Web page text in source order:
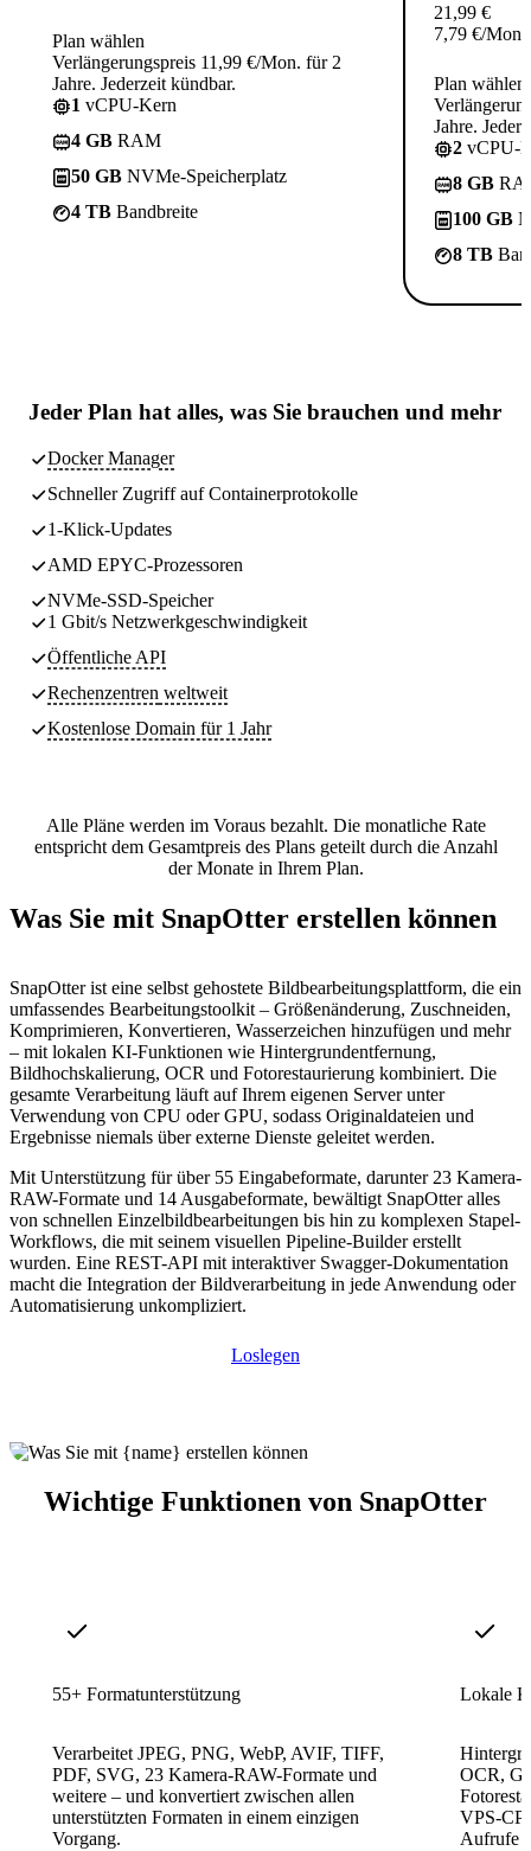
Plan wählen
Verlängerungspreis 11,99 €/Mon. für 2
Jahre. Jederzeit kündbar.
1 vCPU-Kern
4 GB RAM
50 GB NVMe-Speicherplatz
4 TB Bandbreite
21,99 €
7,79 €/Mon.
Plan wählen
Jahre.
2 vCPU-
8 GB
100 GB
8 TB
Jeder Plan hat alles, was Sie brauchen und mehr
Docker Manager
Schneller Zugriff auf Containerprotokolle
1-Klick-Updates
AMD EPYC-Prozessoren
NVMe-SSD-Speicher
1 Gbit/s Netzwerkgeschwindigkeit
Öffentliche API
Rechenzentren weltweit
Kostenlose Domain für 1 Jahr
Alle Pläne werden im Voraus bezahlt. Die monatliche Rate
entspricht dem Gesamtpreis des Plans geteilt durch die Anzahl
der Monate in Ihrem Plan.
Was Sie mit SnapOtter erstellen können
SnapOtter ist eine selbst gehostete Bildbearbeitungsplattform, die ein
umfassendes Bearbeitungstoolkit – Größenänderung, Zuschneiden,
Komprimieren, Konvertieren, Wasserzeichen hinzufügen und mehr
– mit lokalen KI-Funktionen wie Hintergrundentfernung,
Bildhochskalierung, OCR und Fotorestaurierung kombiniert. Die
gesamte Verarbeitung läuft auf Ihrem eigenen Server unter
Verwendung von CPU oder GPU, sodass Originaldateien und
Ergebnisse niemals über externe Dienste geleitet werden.
Mit Unterstützung für über 55 Eingabeformate, darunter 23 Kamera-
RAW-Formate und 14 Ausgabeformate, bewältigt SnapOtter alles
von schnellen Einzelbildbearbeitungen bis hin zu komplexen Stapel-
Workflows, die mit seinem visuellen Pipeline-Builder erstellt
wurden. Eine REST-API mit interaktiver Swagger-Dokumentation
macht die Integration der Bildverarbeitung in jede Anwendung oder
Automatisierung unkompliziert.
Loslegen
Wichtige Funktionen von SnapOtter
55+ Formatunterstützung
Verarbeitet JPEG, PNG, WebP, AVIF, TIFF,
PDF, SVG, 23 Kamera-RAW-Formate und
weitere – und konvertiert zwischen allen
unterstützten Formaten in einem einzigen
Vorgang.
Lokale
OCR,
VPS-
Aufrufe